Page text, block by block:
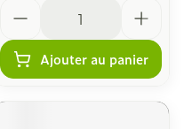
Ajouter au panier